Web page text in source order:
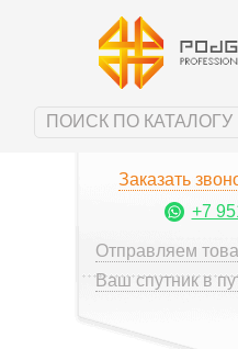
Заказать
+7
Отправляем
Ваш спутник в